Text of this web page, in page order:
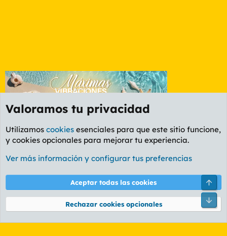
Etiquetas
Cookies
PL OLDSTYLE AMARILLO
Términos y reglas Política de privacidad Ayuda
Community platform by XenForo® © 2010-2026 XenForo Ltd.
Valoramos tu privacidad
Utilizamos cookies esenciales para que este sitio funcione,
y cookies opcionales para mejorar tu experiencia.
Ver más información y configurar tus preferencias
Aceptar todas las cookies
Rechazar cookies opcionales
Pie